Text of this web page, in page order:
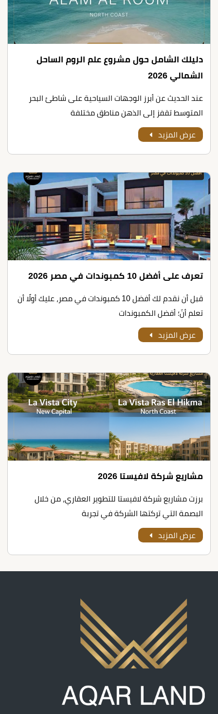
دليلك الشامل حول مشروع علم الروم الساحل
الشمالي 2026
عند الحديث عن أبرز الوجهات السياحية على شاطئ البحر
المتوسط تقفز إلى الذهن مناطق مختلفة
عرض المزيد
تعرف على أﻓﻀﻞ 10 ﻛﻤﺒﻮﻧﺪات ﻓﻲ ﻣﺼﺮ 2026
قبل أن نقدم لك أﻓﻀﻞ 10 ﻛﻤﺒﻮﻧﺪات ﻓﻲ ﻣﺼﺮ، عليك أولًا أن
تعلم أنّ؛ أفضل الكمبوندات
عرض المزيد
مشاريع شركة لافيستا 2026
برزت مشاريع شركة لافيستا للتطوير العقاري، من خلال
البصمة التي تركتها الشركة في تجربة
عرض المزيد